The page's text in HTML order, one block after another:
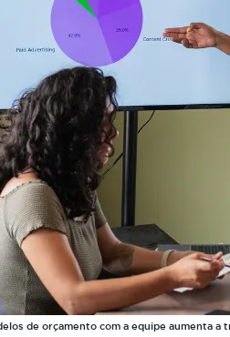
de orçamento com a equipe aumenta